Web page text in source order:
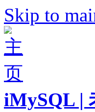
Skip to
iMySQL |